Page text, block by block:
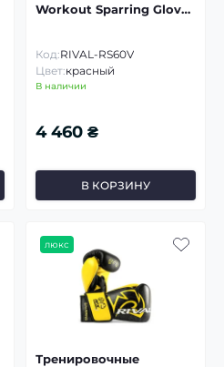
Workout Sparring Gloves
Код:RIVAL-RS60V
Цвет:красный
В наличии
4 460 ₴
В КОРЗИНУ
люкс
Тренировочные